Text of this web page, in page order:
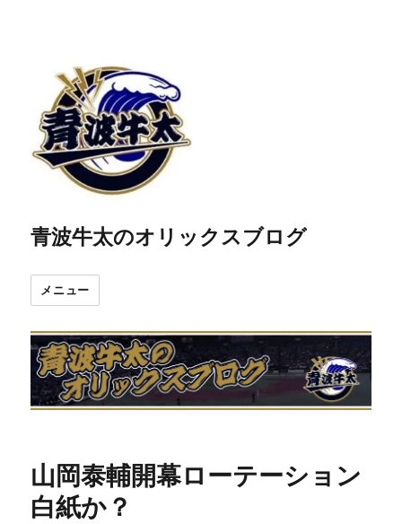
青波牛太のオリックスブログ
メニュー
山岡泰輔開幕ローテーション
白紙か？